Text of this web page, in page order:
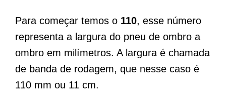
Para começar temos o 110, esse número
representa a largura do pneu de ombro a
ombro em milímetros. A largura é chamada
de banda de rodagem, que nesse caso é
110 mm ou 11 cm.